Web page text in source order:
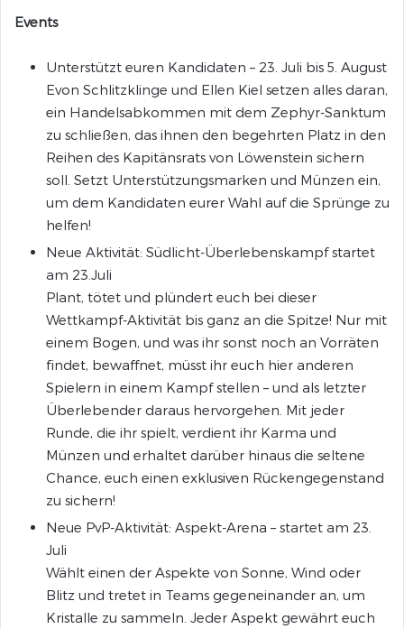
Events
Unterstützt euren Kandidaten – 23. Juli bis 5. August
Evon Schlitzklinge und Ellen Kiel setzen alles daran,
ein Handelsabkommen mit dem Zephyr-Sanktum
zu schließen, das ihnen den begehrten Platz in den
Reihen des Kapitänsrats von Löwenstein sichern
soll. Setzt Unterstützungsmarken und Münzen ein,
um dem Kandidaten eurer Wahl auf die Sprünge zu
helfen!
Neue Aktivität: Südlicht-Überlebenskampf startet
am 23.Juli
Plant, tötet und plündert euch bei dieser
Wettkampf-Aktivität bis ganz an die Spitze! Nur mit
einem Bogen, und was ihr sonst noch an Vorräten
findet, bewaffnet, müsst ihr euch hier anderen
Spielern in einem Kampf stellen – und als letzter
Überlebender daraus hervorgehen. Mit jeder
Runde, die ihr spielt, verdient ihr Karma und
Münzen und erhaltet darüber hinaus die seltene
Chance, euch einen exklusiven Rückengegenstand
zu sichern!
Neue PvP-Aktivität: Aspekt-Arena – startet am 23.
Juli
Wählt einen der Aspekte von Sonne, Wind oder
Blitz und tretet in Teams gegeneinander an, um
Kristalle zu sammeln. Jeder Aspekt gewährt euch